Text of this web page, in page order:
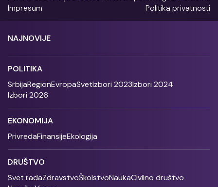
Impresum
Politika privatnosti
NAJNOVIJE
POLITIKA
SrbijaRegionEvropaSvetIzbori 2023Izbori 2024
Izbori 2026
EKONOMIJA
PrivredaFinansijeEkologija
DRUŠTVO
Svet radaZdravstvoŠkolstvoNaukaCivilno društvo